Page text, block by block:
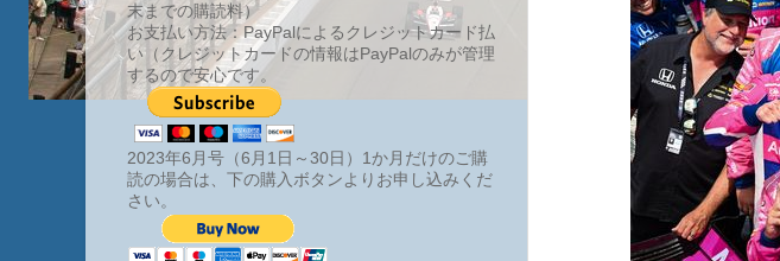
末までの購読料）
お支払い方法：PayPalによるクレジットカード払
い（クレジットカードの情報はPayPalのみが管理
するので安心です。
2023年6月号（6月1日～30日）1か月だけのご購
読の場合は、下の購入ボタンよりお申し込みくだ
さい。